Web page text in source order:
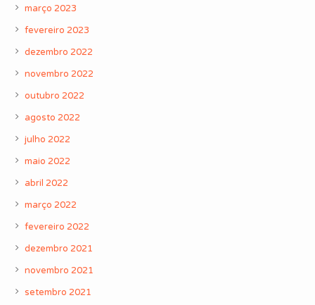
março 2023
fevereiro 2023
dezembro 2022
novembro 2022
outubro 2022
agosto 2022
julho 2022
maio 2022
abril 2022
março 2022
fevereiro 2022
dezembro 2021
novembro 2021
setembro 2021